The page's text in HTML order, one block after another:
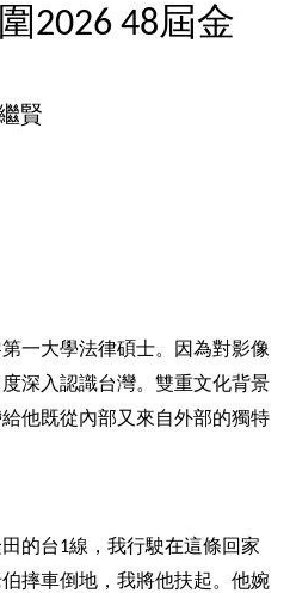
2026 48屆金
賢
一大學法律碩士。因為對影像
深入認識台灣。雙重文化背景
他既從內部又來自外部的獨特
的台1線，我行駛在這條回家
摔車倒地，我將他扶起。他婉